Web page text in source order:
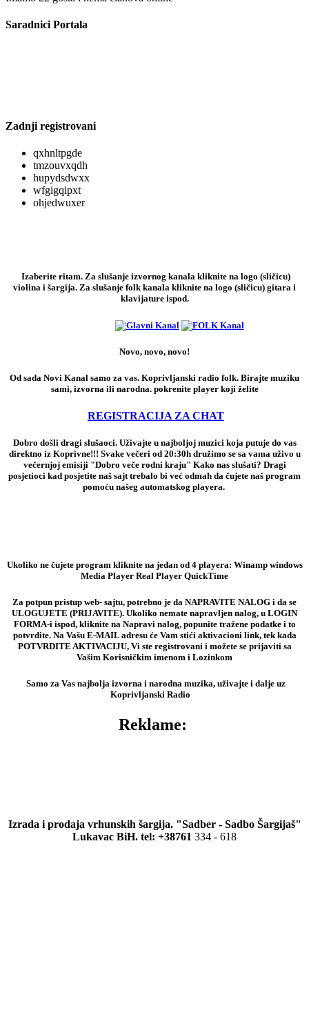
Saradnici Portala
Zadnji registrovani
qxhnltpgde
tmzouvxqdh
hupydsdwxx
wfgigqipxt
ohjedwuxer
Izaberite ritam. Za slušanje izvornog kanala kliknite na logo (sličicu)
violina i šargija. Za slušanje folk kanala kliknite na logo (sličicu) gitara i
klavijature ispod.
Novo, novo, novo!
Od sada Novi Kanal samo za vas. Koprivljanski radio folk. Birajte muziku
sami, izvorna ili narodna. pokrenite player koji želite
REGISTRACIJA ZA CHAT
Dobro došli dragi slušaoci. Uživajte u najboljoj muzici koja putuje do vas
direktno iz Koprivne!!! Svake večeri od 20:30h družimo se sa vama uživo u
večernjoj emisiji "Dobro veče rodni kraju" Kako nas slušati? Dragi
posjetioci kad posjetite naš sajt trebalo bi već odmah da čujete naš program
pomoću našeg automatskog playera.
Ukoliko ne čujete program kliknite na jedan od 4 playera: Winamp windows
Media Player Real Player QuickTime
Za potpun pristup web- sajtu, potrebno je da NAPRAVITE NALOG i da se
ULOGUJETE (PRIJAVITE). Ukoliko nemate napravljen nalog, u LOGIN
FORMA-i ispod, kliknite na Napravi nalog, popunite tražene podatke i to
potvrdite. Na Vašu E-MAIL adresu će Vam stići aktivacioni link, tek kada
POTVRDITE AKTIVACIJU, Vi ste registrovani i možete se prijaviti sa
Vašim Korisničkim imenom i Lozinkom
Samo za Vas najbolja izvorna i narodna muzika, uživajte i dalje uz
Koprivljanski Radio
Reklame:
Izrada i prodaja vrhunskih šargija. "Sadber - Sadbo Šargijaš"
Lukavac BiH. tel: +38761 334 - 618